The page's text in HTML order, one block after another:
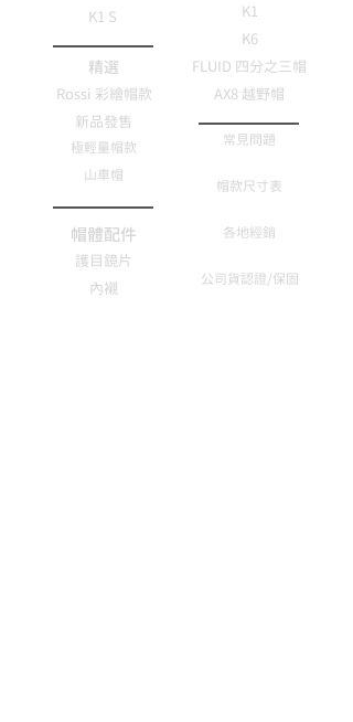
K1 S
精選
Rossi 彩繪帽款
新品發售
極輕量帽款
山車帽
帽體配件
護目鏡片
內襯
K1
K6
FLUID 四分之三帽
AX8 越野帽
常見問題
帽款尺寸表
各地經銷
公司貨認證/保固